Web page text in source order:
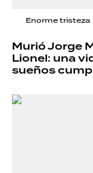
Enorme tristeza
Murió Jorge
Lionel: una
sueños